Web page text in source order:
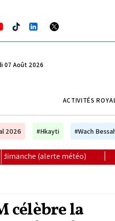
07 Août 2026
ACTIVITÉS
2026 #Hkayti #Wach
| Le FC Barcelone annule
célèbre la